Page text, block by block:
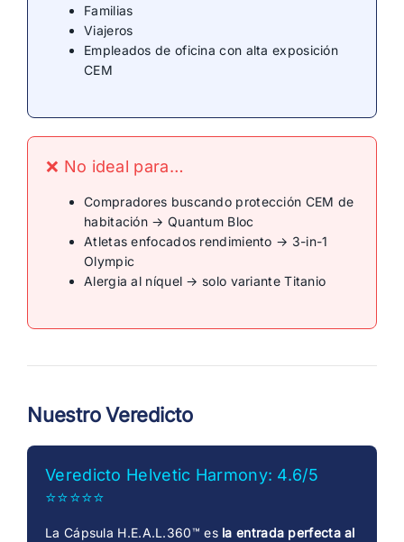
Familias
Viajeros
Empleados de oficina con alta exposición
CEM
❌ No ideal para…
Compradores buscando protección CEM de
habitación → Quantum Bloc
Atletas enfocados rendimiento → 3-in-1
Olympic
Alergia al níquel → solo variante Titanio
Nuestro Veredicto
Veredicto Helvetic Harmony: 4.6/5
⭐⭐⭐⭐⭐
La Cápsula H.E.A.L.360™ es la entrada perfecta al